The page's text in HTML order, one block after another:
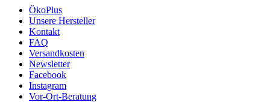
ÖkoPlus
Unsere Hersteller
Kontakt
FAQ
Versandkosten
Newsletter
Facebook
Instagram
Vor-Ort-Beratung